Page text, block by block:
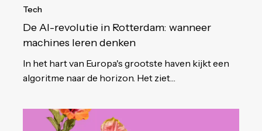
Tech
De AI-revolutie in Rotterdam: wanneer
machines leren denken
In het hart van Europa's grootste haven kijkt een
algoritme naar de horizon. Het ziet…